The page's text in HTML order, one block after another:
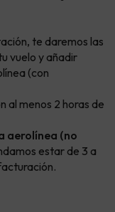
te daremos las
vuelo y añadir
(con
al menos 2 horas de
aerolínea (no
estar de 3 a